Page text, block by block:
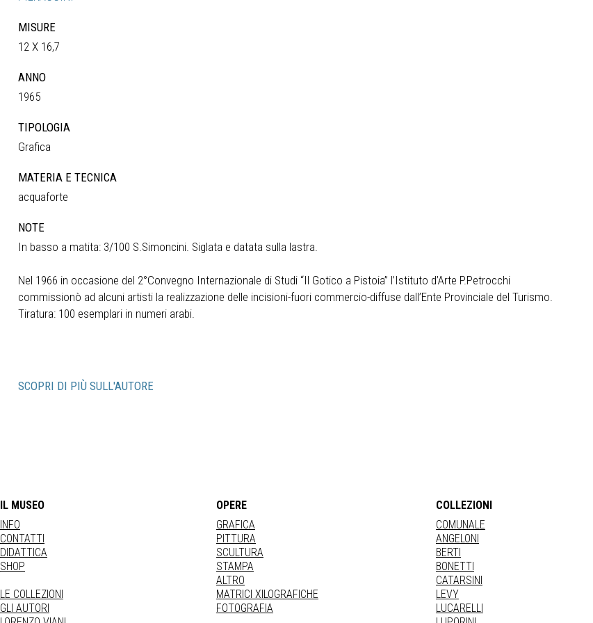
MISURE
12 X 16,7
ANNO
1965
TIPOLOGIA
Grafica
MATERIA E TECNICA
acquaforte
NOTE
In basso a matita: 3/100 S.Simoncini. Siglata e datata sulla lastra.
Nel 1966 in occasione del 2°Convegno Internazionale di Studi “Il Gotico a Pistoia” l’Istituto d’Arte P.Petrocchi
commissionò ad alcuni artisti la realizzazione delle incisioni-fuori commercio-diffuse dall’Ente Provinciale del Turismo.
Tiratura: 100 esemplari in numeri arabi.
SCOPRI DI PIÙ SULL'AUTORE
IL MUSEO
INFO
CONTATTI
DIDATTICA
SHOP
LE COLLEZIONI
GLI AUTORI
OPERE
GRAFICA
PITTURA
SCULTURA
STAMPA
ALTRO
MATRICI XILOGRAFICHE
FOTOGRAFIA
COLLEZIONI
COMUNALE
ANGELONI
BERTI
BONETTI
CATARSINI
LEVY
LUCARELLI